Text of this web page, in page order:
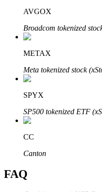
AVGOX
Broadcom tokenized
METAX
Meta tokenized stock
SPYX
SP500 tokenized ETF
CC
Canton
FAQ